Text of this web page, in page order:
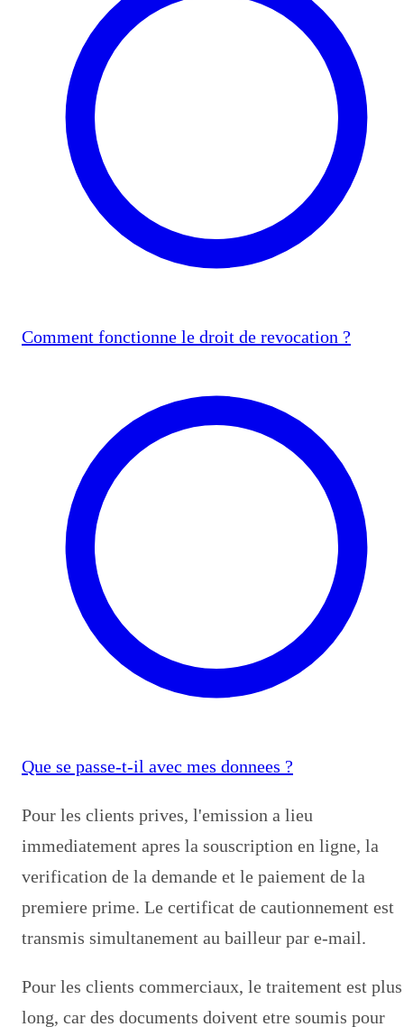
Comment fonctionne le droit de revocation ?
Que se passe-t-il avec mes donnees ?
Pour les clients prives, l'emission a lieu
immediatement apres la souscription en ligne, la
verification de la demande et le paiement de la
premiere prime. Le certificat de cautionnement est
transmis simultanement au bailleur par e-mail.
Pour les clients commerciaux, le traitement est plus
long, car des documents doivent etre soumis pour